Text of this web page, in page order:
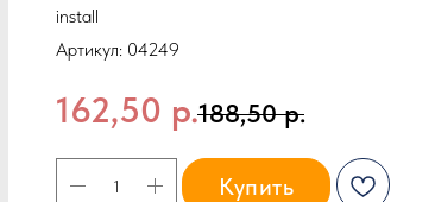
install
Артикул: 04249
162,50 р.188,50 р.
Купить